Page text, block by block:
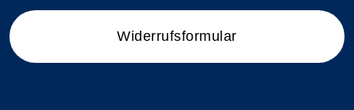
Widerrufsformular